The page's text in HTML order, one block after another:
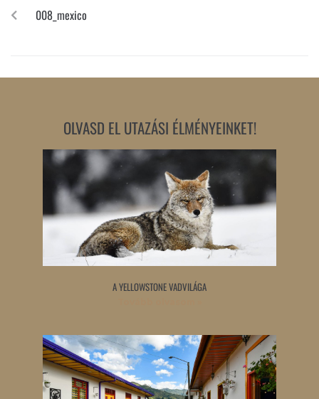
008_mexico
OLVASD EL UTAZÁSI ÉLMÉNYEINKET!
A YELLOWSTONE VADVILÁGA